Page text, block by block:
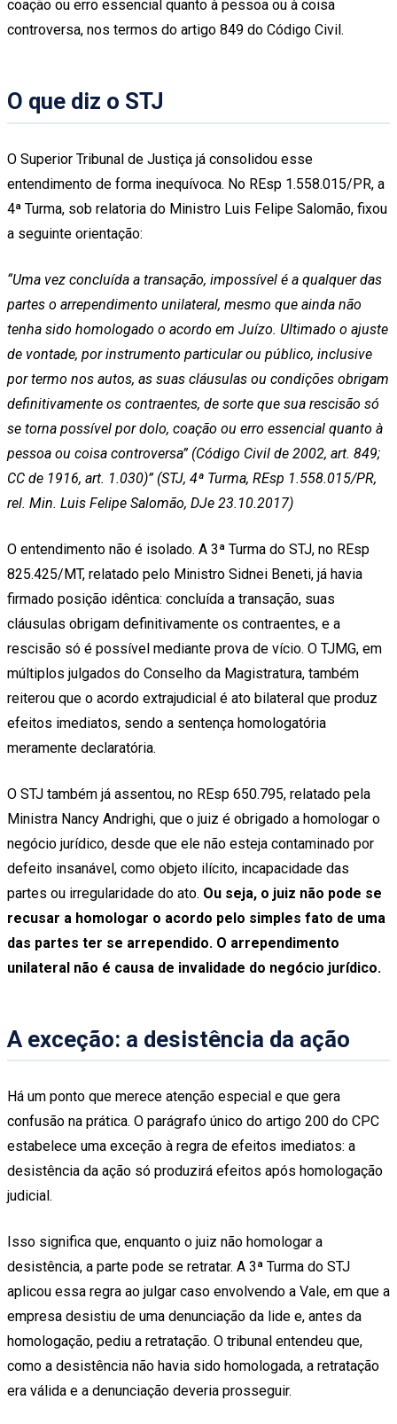
coação ou erro essencial quanto à pessoa ou à coisa
controversa, nos termos do artigo 849 do Código Civil.
O que diz o STJ
O Superior Tribunal de Justiça já consolidou esse
entendimento de forma inequívoca. No REsp 1.558.015/PR, a
4ª Turma, sob relatoria do Ministro Luis Felipe Salomão, fixou
a seguinte orientação:
“Uma vez concluída a transação, impossível é a qualquer das
partes o arrependimento unilateral, mesmo que ainda não
tenha sido homologado o acordo em Juízo. Ultimado o ajuste
de vontade, por instrumento particular ou público, inclusive
por termo nos autos, as suas cláusulas ou condições obrigam
definitivamente os contraentes, de sorte que sua rescisão só
se torna possível por dolo, coação ou erro essencial quanto à
pessoa ou coisa controversa” (Código Civil de 2002, art. 849;
CC de 1916, art. 1.030)” (STJ, 4ª Turma, REsp 1.558.015/PR,
rel. Min. Luis Felipe Salomão, DJe 23.10.2017)
O entendimento não é isolado. A 3ª Turma do STJ, no REsp
825.425/MT, relatado pelo Ministro Sidnei Beneti, já havia
firmado posição idêntica: concluída a transação, suas
cláusulas obrigam definitivamente os contraentes, e a
rescisão só é possível mediante prova de vício. O TJMG, em
múltiplos julgados do Conselho da Magistratura, também
reiterou que o acordo extrajudicial é ato bilateral que produz
efeitos imediatos, sendo a sentença homologatória
meramente declaratória.
O STJ também já assentou, no REsp 650.795, relatado pela
Ministra Nancy Andrighi, que o juiz é obrigado a homologar o
negócio jurídico, desde que ele não esteja contaminado por
defeito insanável, como objeto ilícito, incapacidade das
partes ou irregularidade do ato. Ou seja, o juiz não pode se
recusar a homologar o acordo pelo simples fato de uma
das partes ter se arrependido. O arrependimento
unilateral não é causa de invalidade do negócio jurídico.
A exceção: a desistência da ação
Há um ponto que merece atenção especial e que gera
confusão na prática. O parágrafo único do artigo 200 do CPC
estabelece uma exceção à regra de efeitos imediatos: a
desistência da ação só produzirá efeitos após homologação
judicial.
Isso significa que, enquanto o juiz não homologar a
desistência, a parte pode se retratar. A 3ª Turma do STJ
aplicou essa regra ao julgar caso envolvendo a Vale, em que a
empresa desistiu de uma denunciação da lide e, antes da
homologação, pediu a retratação. O tribunal entendeu que,
como a desistência não havia sido homologada, a retratação
era válida e a denunciação deveria prosseguir.